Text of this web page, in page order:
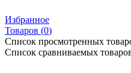
Избранное
Товаров (0)
Список просмотренных
Список сравниваемых